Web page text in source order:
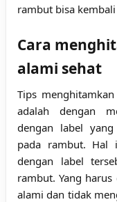
rambut bisa
Cara
alami sehat
Tips
adalah dengan
dengan label
pada rambut. Hal
dengan label
rambut. Yang
alami dan tidak